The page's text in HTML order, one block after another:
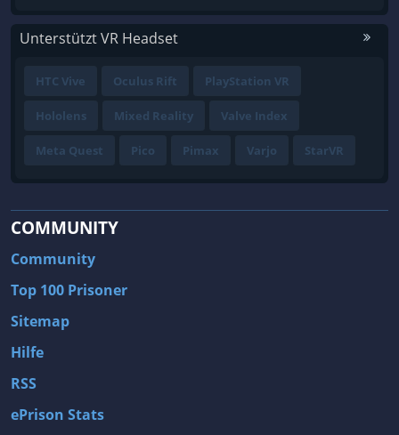
Unterstützt VR Headset
HTC Vive Oculus Rift PlayStation VR
Hololens Mixed Reality Valve Index
Meta Quest Pico Pimax Varjo StarVR
COMMUNITY
Community
Top 100 Prisoner
Sitemap
Hilfe
RSS
ePrison Stats